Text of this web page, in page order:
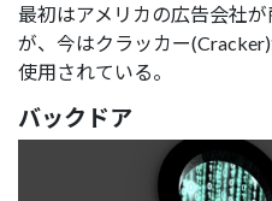
最初はアメリカの広告会社
が、今はクラッカー
使用されている。
バックドア